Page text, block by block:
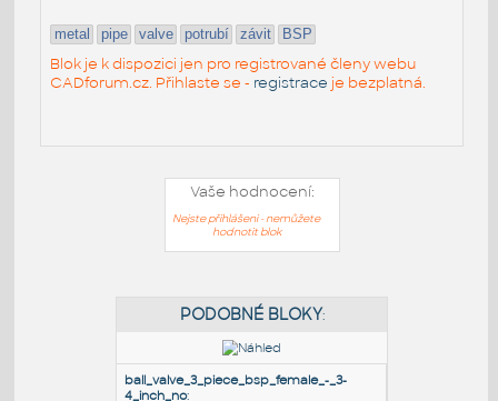
metal pipe valve potrubí závit BSP
Blok je k dispozici jen pro registrované členy webu
CADforum.cz. Přihlaste se - registrace je bezplatná.
Vaše hodnocení:
Nejste přihlášeni - nemůžete
hodnotit blok